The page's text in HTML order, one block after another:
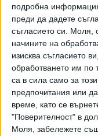
подробна
преди да дадете
съгласието си.
Моля,
начините на
изисква съгласието
обработването им по
са в сила само за
предпочитания или
време, като се
"Поверителност" в
Моля, забележете
г. Първият сингъл
Ragnarok –
на 1 декември на
която има и комикс
и оригиналната
песента If Eternity
път в албума The
г.
След като вече